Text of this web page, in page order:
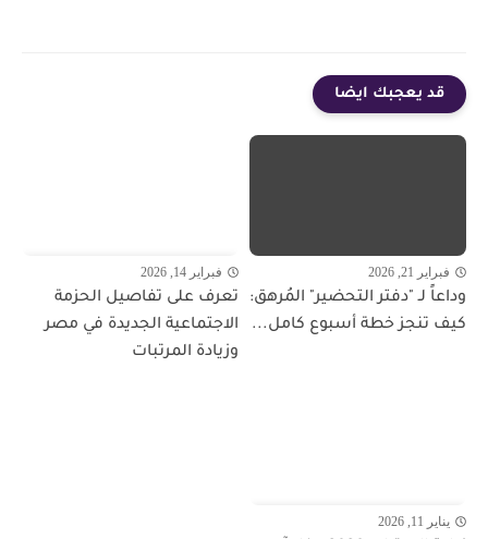
قد يعجبك ايضا
فبراير 21, 2026
وداعاً لـ "دفتر التحضير" المُرهق:
كيف تنجز خطة أسبوع كامل...
فبراير 14, 2026
تعرف على تفاصيل الحزمة
الاجتماعية الجديدة في مصر
وزيادة المرتبات
يناير 11, 2026